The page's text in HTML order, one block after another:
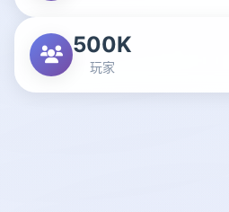
500K
玩家